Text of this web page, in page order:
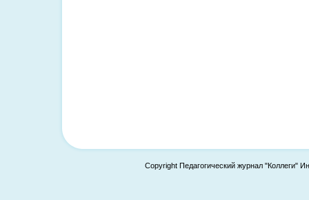
Copyright Педагогический журнал "Коллеги"